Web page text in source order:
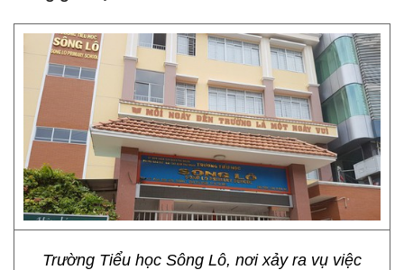
Trường Tiểu học Sông Lô, nơi xảy ra vụ việc